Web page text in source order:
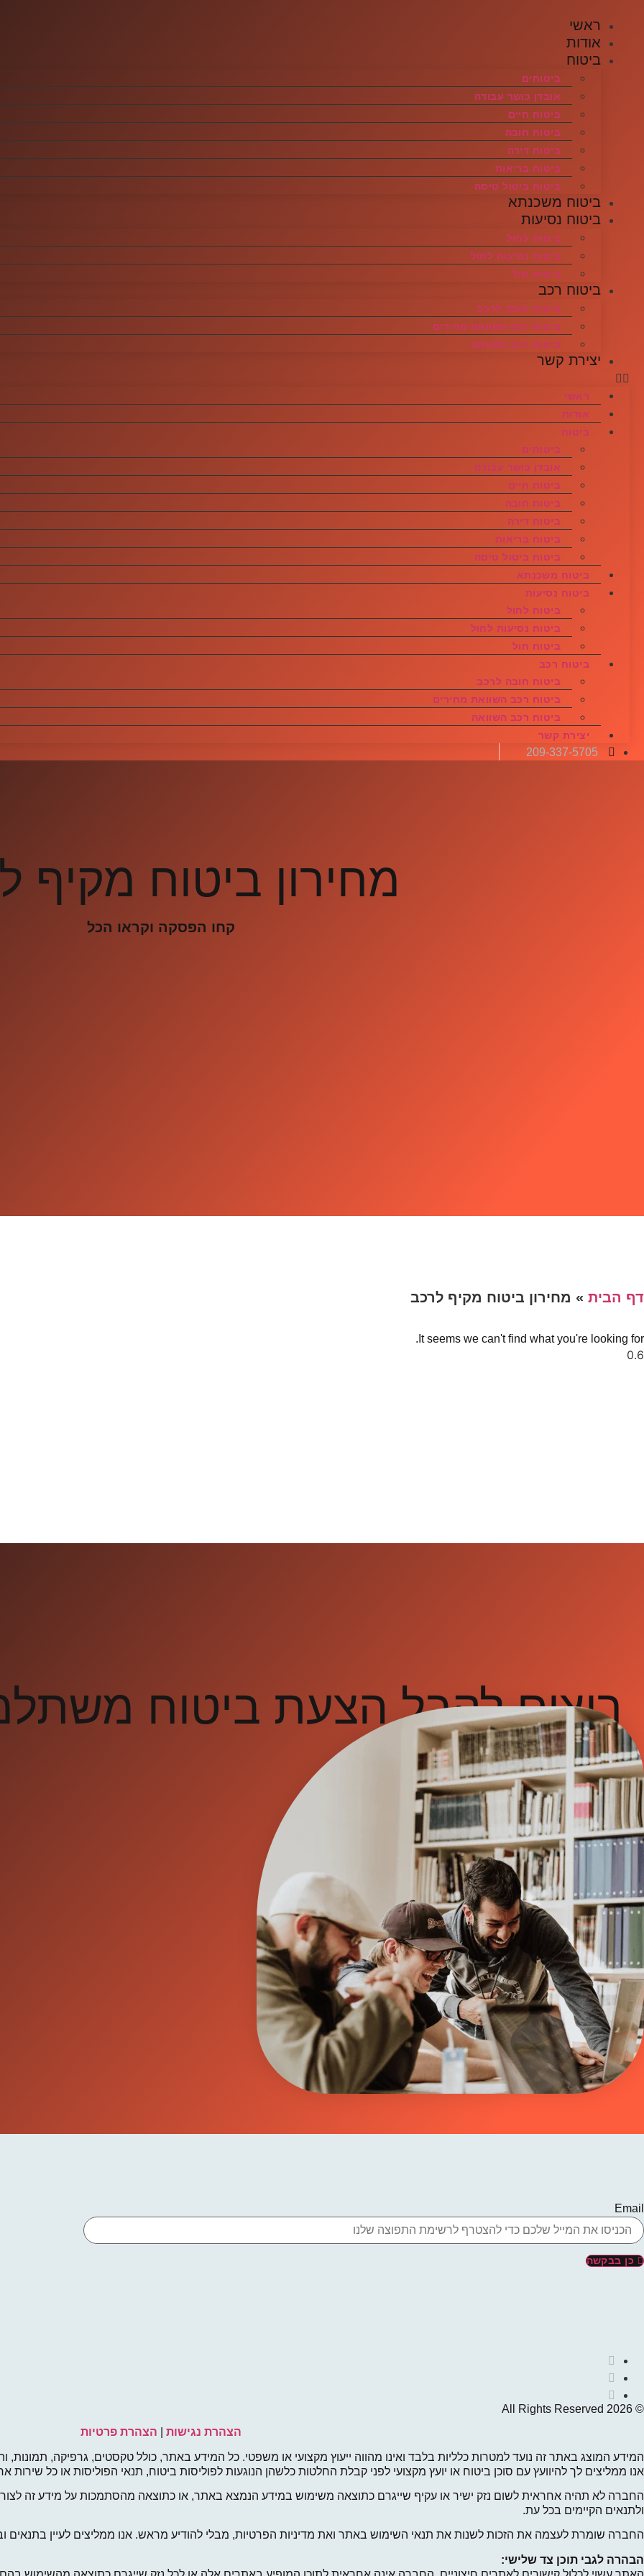
ראשי
אודות
ביטוח
ביטוחים
אובדן כושר עבודה
ביטוח חיים
ביטוח חובה
ביטוח דירה
ביטוח בריאות
ביטוח ביטול טיסה
ביטוח משכנתא
ביטוח נסיעות
ביטוח לחול
ביטוח נסיעות לחול
ביטוח חול
ביטוח רכב
ביטוח חובה לרכב
ביטוח רכב השוואת מחירים
ביטוח רכב השוואה
יצירת קשר
ראשי
אודות
ביטוח
ביטוחים
אובדן כושר עבודה
ביטוח חיים
ביטוח חובה
ביטוח דירה
ביטוח בריאות
ביטוח ביטול טיסה
ביטוח משכנתא
ביטוח נסיעות
ביטוח לחול
ביטוח נסיעות לחול
ביטוח חול
ביטוח רכב
ביטוח חובה לרכב
ביטוח רכב השוואת מחירים
ביטוח רכב השוואה
יצירת קשר
209-337-5705
מחירון ביטוח מקיף
קחו הפסקה וקראו הכל
דף הבית » מחירון ביטוח מקיף לרכב
It seems we can't find what you're looking for.
רוצים לקבל הצעת ביטוח
פנו אלינו ותיצרו איתנו קשר
יצירת קשר
Email
כן בבקשה
© 2026 All Rights Reserved
הצהרת נגישות
הצהרת פרטיות
המידע המוצג באתר זה נועד למטרות כלליות בלבד ואינו מהווה ייעוץ מקצועי או משפטי. כל המידע באתר, כולל טקסטים, גרפיקה, תמונות,
אנו ממליצים לך להיוועץ עם סוכן ביטוח או יועץ מקצועי לפני קבלת החלטות כלשהן הנוגעות לפוליסות ביטוח, תנאי הפוליסות או כל
החברה לא תהיה אחראית לשום נזק ישיר או עקיף שייגרם כתוצאה משימוש במידע הנמצא באתר, או כתוצאה מהסתמכות על מידע זה
ולתנאים הקיימים בכל עת.
החברה שומרת לעצמה את הזכות לשנות את תנאי השימוש באתר ואת מדיניות הפרטיות, מבלי להודיע מראש. אנו ממליצים לעיין בתנאים
הבהרה לגבי תוכן צד שלישי: